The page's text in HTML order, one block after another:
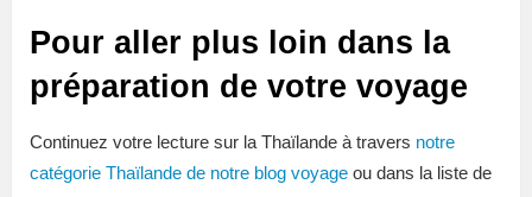
Pour aller plus loin dans la
préparation de votre voyage
Continuez votre lecture sur la Thaïlande à travers notre
catégorie Thaïlande de notre blog voyage ou dans la liste de